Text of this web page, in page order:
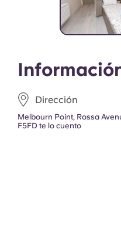
Dirección
Melbourn Point, Rossa
F5FD te lo cuento